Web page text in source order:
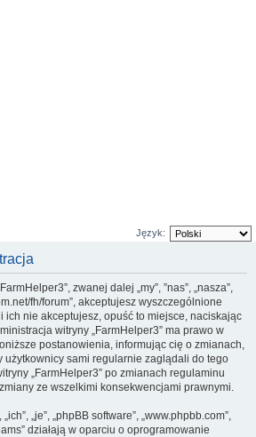
Język:
zwanej dalej „my”, ”nas”, „nasza”,
fh/forum”, akceptujesz wyszczególnione
ich nie akceptujesz, opuść to miejsce, naciskając
witryny „FarmHelper3” ma prawo w
postanowienia, informując cię o zmianach,
użytkownicy sami regularnie zaglądali do tego
„FarmHelper3” po zmianach regulaminu
ze wszelkimi konsekwencjami prawnymi.
„je”, „phpBB software”, „www.phpbb.com”,
działają w oparciu o oprogramowanie